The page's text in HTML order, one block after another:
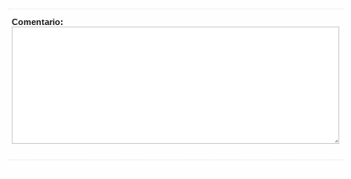
Comentario: